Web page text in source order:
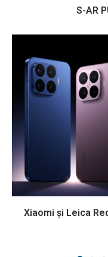
S-AR
Xiaomi și Leica